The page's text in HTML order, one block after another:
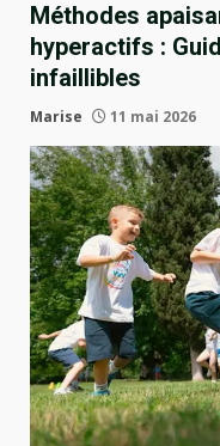
Méthodes
hyperactifs :
infaillibles
Marise 11 mai 2026